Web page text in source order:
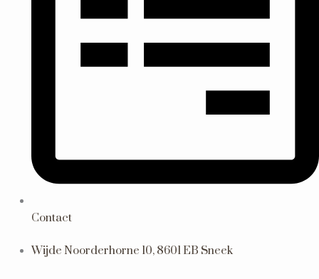
Contact
Wijde Noorderhorne 10, 8601 EB Sneek